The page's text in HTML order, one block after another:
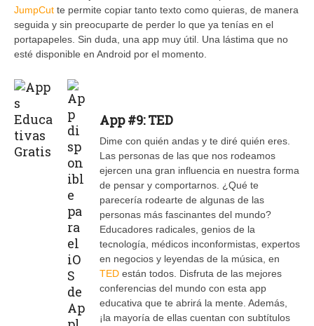
JumpCut te permite copiar tanto texto como quieras, de manera
seguida y sin preocuparte de perder lo que ya tenías en el
portapapeles. Sin duda, una app muy útil. Una lástima que no
esté disponible en Android por el momento.
App #9: TED
Dime con quién andas y te diré quién eres.
Las personas de las que nos rodeamos
ejercen una gran influencia en nuestra forma
de pensar y comportarnos. ¿Qué te
parecería rodearte de algunas de las
personas más fascinantes del mundo?
Educadores radicales, genios de la
tecnología, médicos inconformistas, expertos
en negocios y leyendas de la música, en
TED están todos. Disfruta de las mejores
conferencias del mundo con esta app
educativa que te abrirá la mente. Además,
¡la mayoría de ellas cuentan con subtítulos